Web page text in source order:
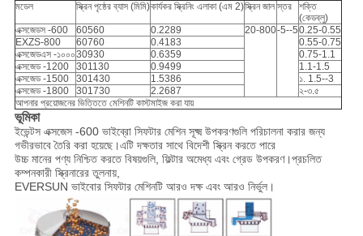
মডেল স্ক্রিন পৃষ্ঠের ব্যাস (মিমি)কার্যকর স্ক্রিনিং এলাকা (এম 2)স্ক্রিন জাল স্তর
শক্তি
(কেডব্লু)
এক্সজেডস -600
60560 0.2289 20-800-5--50.25-0.55
EXZS-800
60760 0.4183
0.55-0.75
এক্সজেডএস -১০০০30930 0.6359
0.75-1.1
এক্সজেড -1200
301130 0.9499
1.1-1.5
এক্সজেড -1500
301430 1.5386
১. 1.5--3
এক্সজেড -1800
301730 2.2687
২-৩.৫
আপনার প্রয়োজনের ভিত্তিতে মেশিনটি কাস্টমাইজ করা যায়
ভূমিকা
ইভেন্টস এক্সজেস -600 ভাইব্রো সিফটার মেশিন সূক্ষ্ম উপকরণগুলি পরিচালনা করার জন্য
গভীরভাবে তৈরি করা হয়েছে।এটি দক্ষতার সাথে বিদেশী স্ক্রিন করতে পারে
উচ্চ মানের পণ্য নিশ্চিত করতে বিষয়গুলি, ফিল্টার অমেধ্য এবং গ্রেড উপকরণ।প্রচলিত
কম্পনকারী স্ক্রিনারের তুলনায়,
EVERSUN ভাইবোর সিফটার মেশিনটি আরও দক্ষ এবং আরও নির্ভুল।